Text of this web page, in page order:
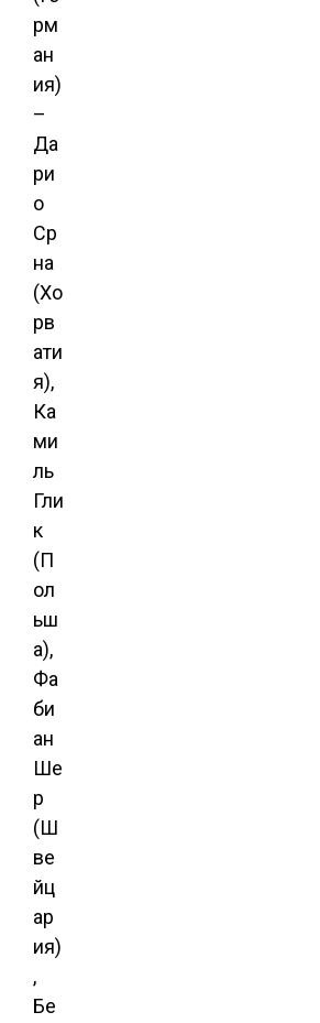
рм
ан
ия)
–
Да
ри
о
Ср
на
(Хо
рв
ати
я),
Ка
ми
ль
Гли
к
(П
ол
ьш
а),
Фа
би
ан
Ше
р
(Ш
ве
йц
ар
ия)
,
Бе